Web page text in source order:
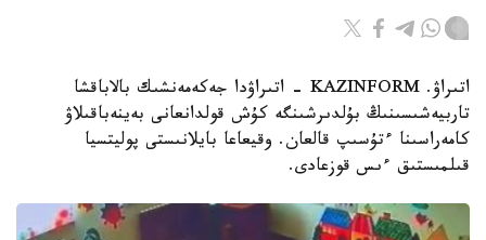
اتىراۋ. KAZINFORM - اتىراۋدا جەكەمەنشىك بالاباقشا
تاربيەشىسىنىڭ بۇلدىرشىنگە كۇش قولدانعانى بەينەباقىلاۋ
كامەراسىنا ءتۇسىپ قالعان. وقيعاعا بايلانىستى پوليتسيا
قىلمىستىق ءىس قوزعادى.